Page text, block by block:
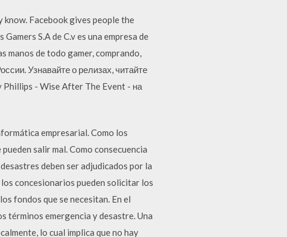
know. Facebook gives people the
S.A de C.v es una empresa de
manos de todo gamer, comprando,
Узнавайте о релизах, читайте
Phillips - Wise After The Event - на
empresarial. Como los
salir mal. Como consecuencia
deben ser adjudicados por la
concesionarios pueden solicitar los
fondos que se necesitan. En el
términos emergencia y desastre. Una
lo cual implica que no hay